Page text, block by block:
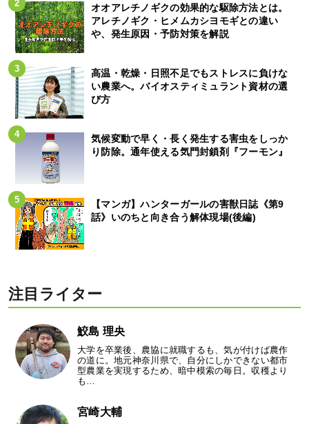
オオアレチノギクの効果的な駆除方法とは。
アレチノギク・ヒメムカシヨモギとの違い
や、発生原因・予防対策を解説
高温・乾燥・日照不足でもストレスに負けな
い農業へ。バイオスティミュラント資材の選
び方
気候変動で早く・長く発生する害虫をしっか
り防除。通年使える気門封鎖剤『フーモン』
【マンガ】ハンターガールの害獣日誌《第9
話》いのちと向き合う解体現場(後編)
注目ライター
鮫島 理央
大学を卒業後、農協に就職するも、気が付けば農作
の道に。地元神奈川県で、自分にしかできない都市
型農業を実現するため、暗中模索の毎日。収穫より
も…
宮崎大輔